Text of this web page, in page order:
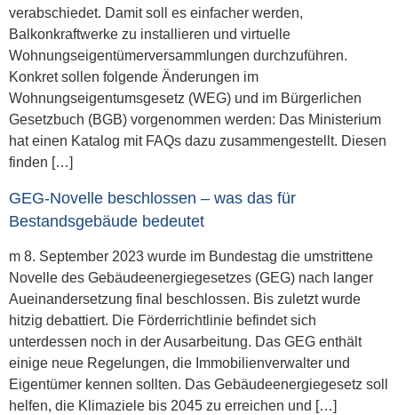
verabschiedet. Damit soll es einfacher werden,
Balkonkraftwerke zu installieren und virtuelle
Wohnungseigentümerversammlungen durchzuführen.
Konkret sollen folgende Änderungen im
Wohnungseigentumsgesetz (WEG) und im Bürgerlichen
Gesetzbuch (BGB) vorgenommen werden: Das Ministerium
hat einen Katalog mit FAQs dazu zusammengestellt. Diesen
finden […]
GEG-Novelle beschlossen – was das für
Bestandsgebäude bedeutet
m 8. September 2023 wurde im Bundestag die umstrittene
Novelle des Gebäudeenergiegesetzes (GEG) nach langer
Aueinandersetzung final beschlossen. Bis zuletzt wurde
hitzig debattiert. Die Förderrichtlinie befindet sich
unterdessen noch in der Ausarbeitung. Das GEG enthält
einige neue Regelungen, die Immobilienverwalter und
Eigentümer kennen sollten. Das Gebäudeenergiegesetz soll
helfen, die Klimaziele bis 2045 zu erreichen und […]